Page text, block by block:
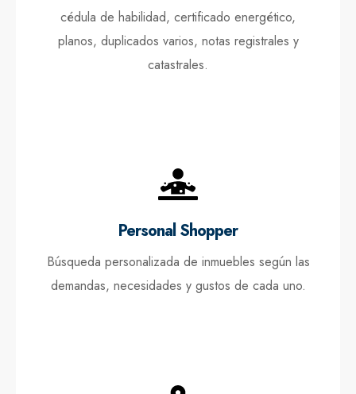
cédula de habilidad, certificado energético,
planos, duplicados varios, notas registrales y
catastrales.
Personal Shopper
Búsqueda personalizada de inmuebles según las
demandas, necesidades y gustos de cada uno.